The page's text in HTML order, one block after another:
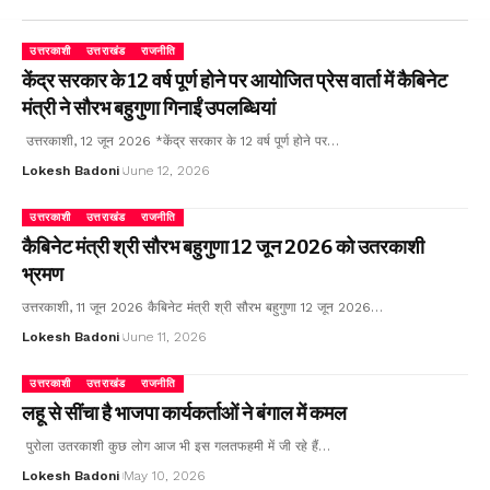
उत्तरकाशी उत्तराखंड राजनीति
केंद्र सरकार के 12 वर्ष पूर्ण होने पर आयोजित प्रेस वार्ता में कैबिनेट
मंत्री ने सौरभ बहुगुणा गिनाईं उपलब्धियां
उत्तरकाशी, 12 जून 2026 *केंद्र सरकार के 12 वर्ष पूर्ण होने पर…
Lokesh Badoni June 12, 2026
उत्तरकाशी उत्तराखंड राजनीति
कैबिनेट मंत्री श्री सौरभ बहुगुणा 12 जून 2026 को उतरकाशी
भ्रमण
उत्तरकाशी, 11 जून 2026 कैबिनेट मंत्री श्री सौरभ बहुगुणा 12 जून 2026…
Lokesh Badoni June 11, 2026
उत्तरकाशी उत्तराखंड राजनीति
लहू से सींचा है भाजपा कार्यकर्ताओं ने बंगाल में कमल
पुरोला उतरकाशी कुछ लोग आज भी इस गलतफहमी में जी रहे हैं…
Lokesh Badoni May 10, 2026